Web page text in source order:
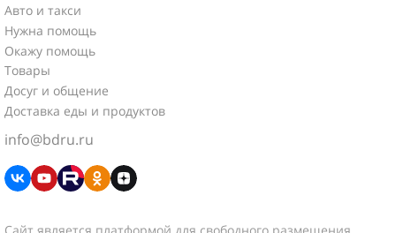
Авто и такси
Нужна помощь
Окажу помощь
Товары
Досуг и общение
Доставка еды и продуктов
info@bdru.ru